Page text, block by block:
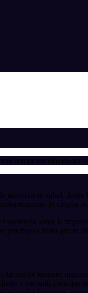
comprometido en dar
atención en salud,
de cirugía
sobre la
practiques hasta que tu
de lesiones
y cercanía para que